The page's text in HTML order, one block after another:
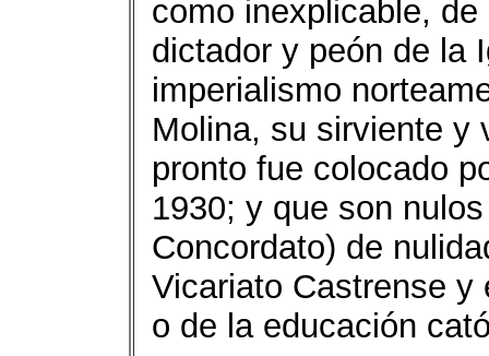
como inexplicable,
dictador y peón de la
imperialismo
Molina, su sirviente y
pronto fue colocado
1930; y que son
Concordato) de
Vicariato Castrense y
o de la educación